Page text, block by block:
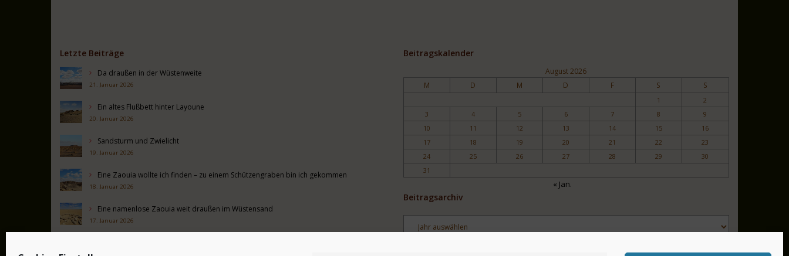
Letzte Beiträge
Da draußen in der Wüstenweite
21. Januar 2026
Ein altes Flußbett hinter Layoune
20. Januar 2026
Sandsturm und Zwielicht
19. Januar 2026
Eine Zaouia wollte ich finden – zu einem Schützengraben bin ich gekommen
18. Januar 2026
Eine namenlose Zaouia weit draußen im Wüstensand
17. Januar 2026
Beitragskalender
August 2026
M D M D F S S
1
2
3
4 5 6 7 8
9
10
11 12 13 14 15
16
17
18 19 20 21 22
23
24
25 26 27 28 29
30
31
« Jan.
Beitragsarchiv
Archiv